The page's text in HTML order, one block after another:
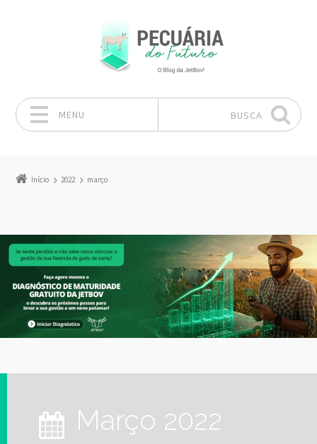
MENU BUSCA
Início 2022 março
março 2022